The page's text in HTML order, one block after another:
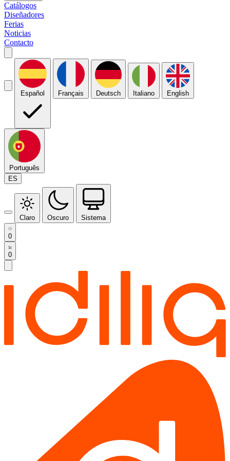
Catálogos
Diseñadores
Ferias
Noticias
Contacto
Español Français Deutsch Italiano English
Português
ES
Claro Oscuro Sistema
0
0